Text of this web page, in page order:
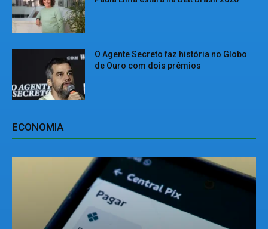
O Agente Secreto faz história no Globo
de Ouro com dois prêmios
ECONOMIA